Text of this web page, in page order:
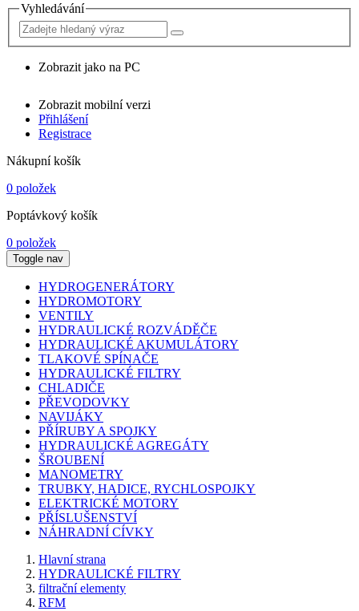
Vyhledávání
Zobrazit jako na PC
Zobrazit mobilní verzi
Přihlášení
Registrace
Nákupní košík
0 položek
Poptávkový košík
0 položek
Toggle nav
HYDROGENERÁTORY
HYDROMOTORY
VENTILY
HYDRAULICKÉ ROZVÁDĚČE
HYDRAULICKÉ AKUMULÁTORY
TLAKOVÉ SPÍNAČE
HYDRAULICKÉ FILTRY
CHLADIČE
PŘEVODOVKY
NAVIJÁKY
PŘÍRUBY A SPOJKY
HYDRAULICKÉ AGREGÁTY
ŠROUBENÍ
MANOMETRY
TRUBKY, HADICE, RYCHLOSPOJKY
ELEKTRICKÉ MOTORY
PŘÍSLUŠENSTVÍ
NÁHRADNÍ CÍVKY
Hlavní strana
HYDRAULICKÉ FILTRY
filtrační elementy
RFM